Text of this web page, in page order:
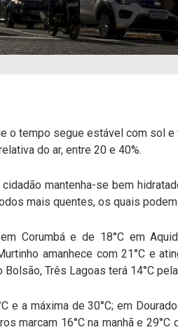
o tempo segue estável com sol
do ar, entre 20 e 40%.
mantenha-se bem
mais quentes, os quais
Corumbá e de 18°C em
amanhece com 21°C e
Três Lagoas terá 14°C
e a máxima de 30°C; em
marcam 16°C na manhã e